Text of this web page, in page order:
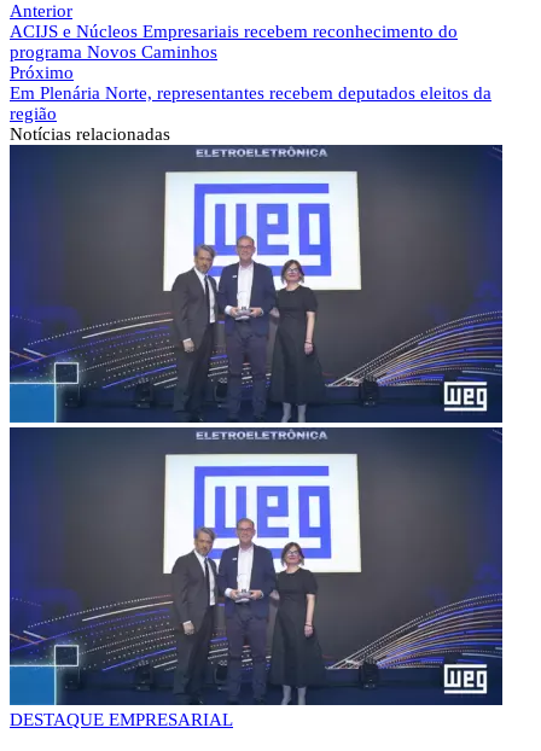
Anterior
ACIJS e Núcleos Empresariais recebem reconhecimento do
programa Novos Caminhos
Próximo
Em Plenária Norte, representantes recebem deputados eleitos da
região
Notícias relacionadas
DESTAQUE EMPRESARIAL